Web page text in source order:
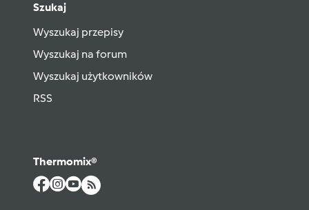
Szukaj
Wyszukaj przepisy
Wyszukaj na forum
Wyszukaj użytkowników
RSS
Thermomix®